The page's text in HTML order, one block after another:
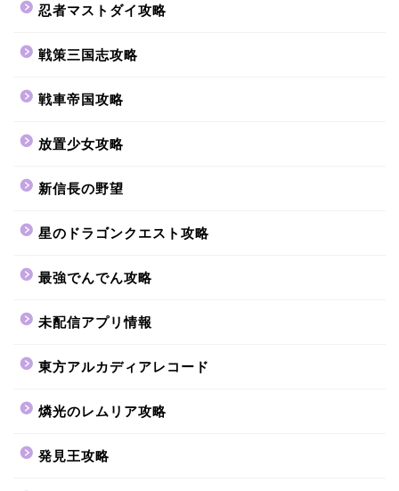
忍者マストダイ攻略
戦策三国志攻略
戦車帝国攻略
放置少女攻略
新信長の野望
星のドラゴンクエスト攻略
最強でんでん攻略
未配信アプリ情報
東方アルカディアレコード
燐光のレムリア攻略
発見王攻略